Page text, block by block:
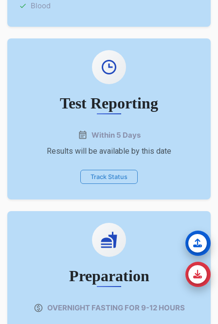
Blood
Test Reporting
Within 5 Days
Results will be available by this date
Track Status
Preparation
OVERNIGHT FASTING FOR 9-12 HOURS